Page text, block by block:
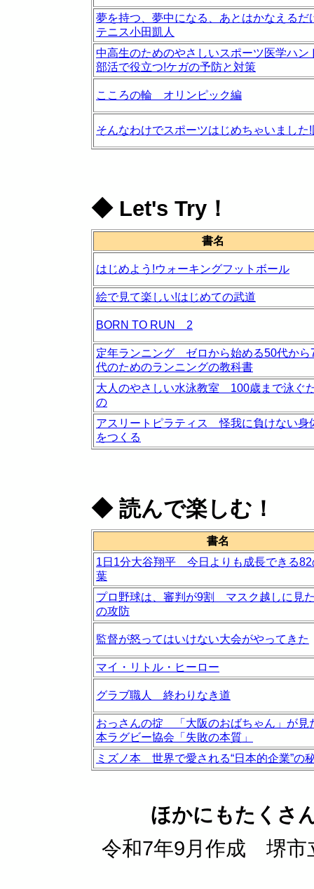
夢を持つ、夢中になる、あとはかなえる
テニス小田凱人
中高生のためのやさしいスポーツ医学ハ
部活で役立つ!ケガの予防と対策
こころの輪 オリンピック編
そんなわけでスポーツはじめちゃいました
◆ Let's Try！
書名
はじめよう!ウォーキングフットボール
絵で見て楽しい!はじめての武道
BORN TO RUN 2
定年ランニング ゼロから始める50代から
代のためのランニングの教科書
大人のやさしい水泳教室 100歳まで泳ぐ
の
アスリートピラティス 怪我に負けない身
をつくる
◆ 読んで楽しむ！
書名
1日1分大谷翔平 今日よりも成長できる82
葉
プロ野球は、審判が9割 マスク越しに見
の攻防
監督が怒ってはいけない大会がやってきた
マイ・リトル・ヒーロー
グラブ職人 終わりなき道
おっさんの掟 「大阪のおばちゃん」が見
本ラグビー協会「失敗の本質」
ミズノ本 世界で愛される“日本的企業”の
ほかにもたくさ
令和7年9月作成 堺市